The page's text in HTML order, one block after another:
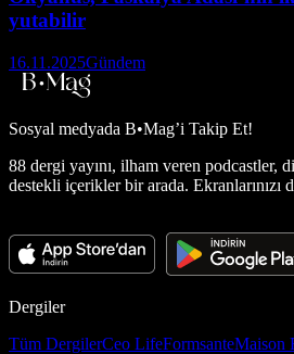
yutabilir
16.11.2025Gündem
Sosyal medyada B•Mag’i Takip Et!
88 dergi yayını, ilham veren podcastler,
destekli içerikler bir arada. Ekranlarınızı
Dergiler
Tüm DergilerCeo LifeFormsanteMaison